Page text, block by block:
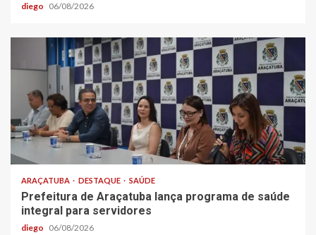
diego 06/08/2026
ARAÇATUBA DESTAQUE SAÚDE
Prefeitura de Araçatuba lança programa de saúde
integral para servidores
diego 06/08/2026